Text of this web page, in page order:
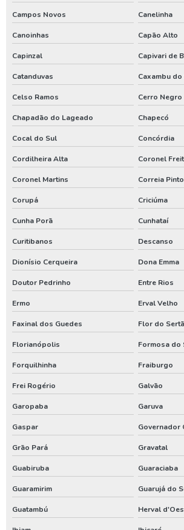
Poço artesiano preço por metro
Poço artesiano quanto custa
Poço artesiano tubular
Poço artesiano valor metro
Poço de água artesiano
Poço de água potável
Preço para perfuração de poço artesiano
Processo de perfuração de poço artesiano
Projeto de outorga de água
Quanto custa perfuração de poço artesiano
Quanto custa uma outorga de poço artesiano
Renovação de outorga de poço
Renovação de outorga de poço artesiano
Serviço de perfuração de poços artesianos
Teste de vazão poço
Teste de vazão poço artesiano
Tratamento de água de poço artesiano
Valor de outorga de poço artesiano
Valor de perfuração de poço artesiano
Instalação de poço
Tubulação para poço artesiano
Aluguel de compressor de ar
Campos Novos Canelinha
Canoinhas Capão Alto
Capinzal Capivari de
Catanduvas Caxambu do
Celso Ramos Cerro Negro
Chapadão do Lageado Chapecó
Cocal do Sul Concórdia
Cordilheira Alta Coronel
Coronel Martins Correia Pinto
Corupá Criciúma
Cunha Porã Cunhataí
Curitibanos Descanso
Dionísio Cerqueira Dona Emma
Doutor Pedrinho Entre Rios
Ermo Erval Velho
Faxinal dos Guedes Flor do
Florianópolis Formosa do
Forquilhinha Fraiburgo
Frei Rogério Galvão
Garopaba Garuva
Gaspar Governador
Grão Pará Gravatal
Guabiruba Guaraciaba
Guaramirim Guarujá do
Guatambú Herval